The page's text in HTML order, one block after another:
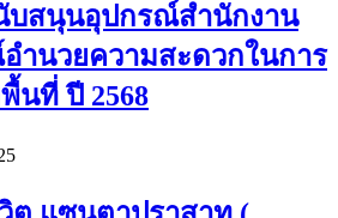
บสนุนอุปกรณ์สำนักงาน
ำนวยความสะดวกในการ
นที่ ปี 2568